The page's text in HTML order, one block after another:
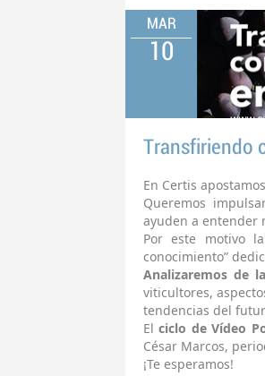
MAR
10
Transfiriendo
En Certis
Queremos
ayuden a entender
Por este motivo
conocimiento”
Analizaremos de
viticultores,
tendencias del
Elciclo de Vídeo
César Marcos,
¡Te esperamos!